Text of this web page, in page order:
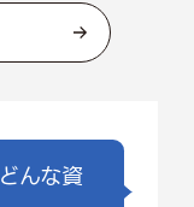
んな資